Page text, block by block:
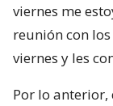
viernes me
reunión con
viernes y les
Por lo anterior,